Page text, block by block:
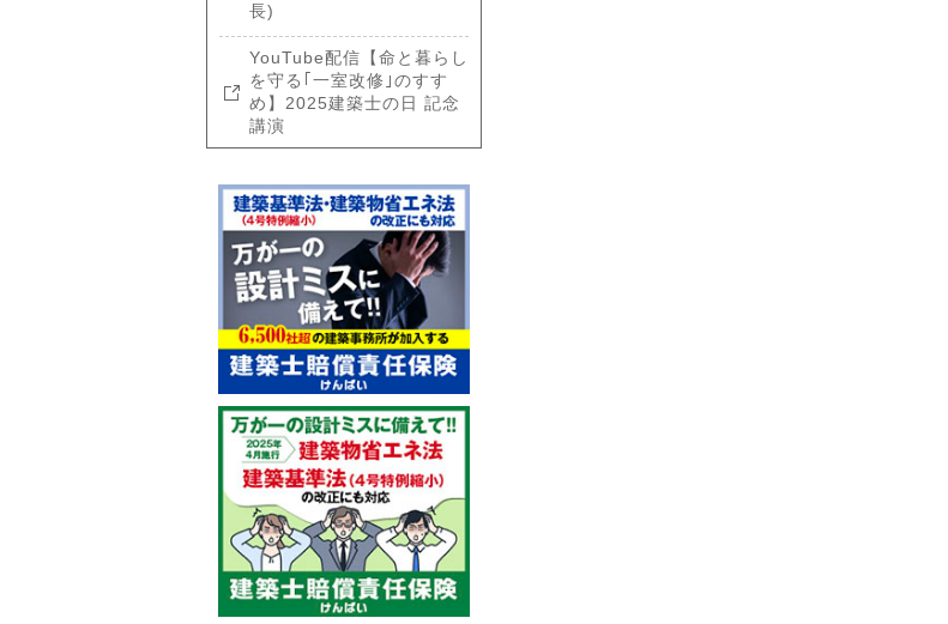
長)
YouTube配信【命と暮らし
を守る｢一室改修｣のすす
め】2025建築士の日 記念
講演